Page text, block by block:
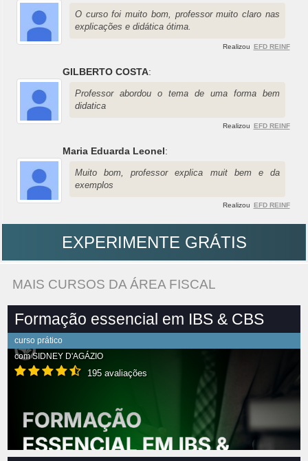
O curso foi muito bom, professor muito claro nas
explicações e didática ótima.
Realizou EFD REINF
GILBERTO COSTA:
Professor abordou o tema de uma forma bem
didatica
Realizou EFD REINF
Maria Eduarda Leonel:
Muito bom, professor explica muit bem e da
exemplos
Realizou EFD REINF
EXPERIMENTE GRÁTIS
MAIS CURSOS DA ÁREA FISCAL
Formação essencial em IBS & CBS
curso prático
comSIDNEY D'AGÁZIO
195 avaliações